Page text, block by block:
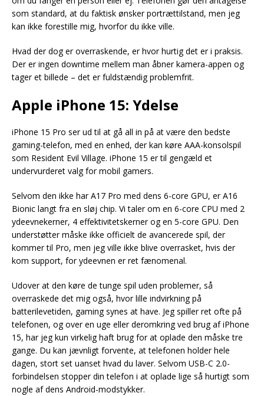
som standard, at du faktisk ønsker portrættilstand, men jeg
kan ikke forestille mig, hvorfor du ikke ville.
Hvad der dog er overraskende, er hvor hurtig det er i praksis.
Der er ingen downtime mellem man åbner kamera-appen og
tager et billede – det er fuldstændig problemfrit.
Apple iPhone 15: Ydelse
iPhone 15 Pro ser ud til at gå all in på at være den bedste
gaming-telefon, med en enhed, der kan køre AAA-konsolspil
som Resident Evil Village. iPhone 15 er til gengæld et
undervurderet valg for mobil gamers.
Selvom den ikke har A17 Pro med dens 6-core GPU, er A16
Bionic langt fra en sløj chip. Vi taler om en 6-core CPU med 2
ydeevnekerner, 4 effektivitetskerner og en 5-core GPU. Den
understøtter måske ikke officielt de avancerede spil, der
kommer til Pro, men jeg ville ikke blive overrasket, hvis der
kom support, for ydeevnen er ret fænomenal.
Udover at den køre de tunge spil uden problemer, så
overraskede det mig også, hvor lille indvirkning på
batterilevetiden, gaming synes at have. Jeg spiller ret ofte på
telefonen, og over en uge eller deromkring ved brug af iPhone
15, har jeg kun virkelig haft brug for at oplade den måske tre
gange. Du kan jævnligt forvente, at telefonen holder hele
dagen, stort set uanset hvad du laver. Selvom USB-C 2.0-
forbindelsen stopper din telefon i at oplade lige så hurtigt som
nogle af dens Android-modstykker.